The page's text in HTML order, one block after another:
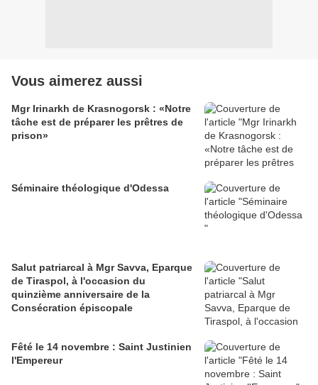
Vous aimerez aussi
Mgr Irinarkh de Krasnogorsk : «Notre
tâche est de préparer les prêtres de
prison»
Séminaire théologique d'Odessa
Salut patriarcal à Mgr Savva, Eparque
de Tiraspol, à l'occasion du
quinzième anniversaire de la
Consécration épiscopale
Fêté le 14 novembre : Saint Justinien
l'Empereur